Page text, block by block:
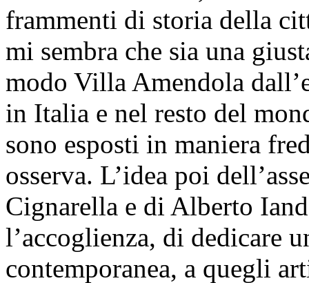
frammenti di storia della
mi sembra che sia una
modo Villa Amendola
in Italia e nel resto del
sono esposti in maniera
osserva. L’idea poi
Cignarella e di Alberto
l’accoglienza, di dedicare
contemporanea, a quegli